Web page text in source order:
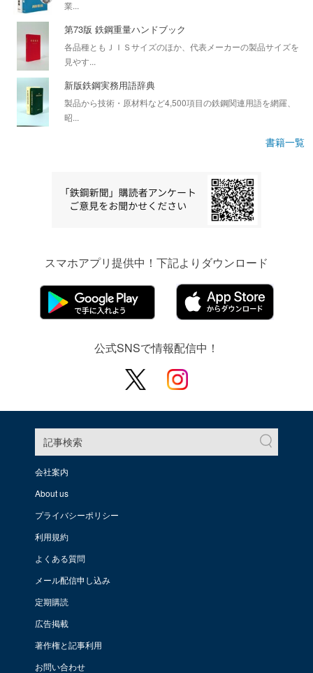
業...
第73版 鉄鋼重量ハンドブック
各品種ともＪＩＳサイズのほか、代表メーカーの製品サイズを
見やす...
新版鉄鋼実務用語辞典
製品から技術・原材料など4,500項目の鉄鋼関連用語を網羅、
昭...
書籍一覧
スマホアプリ提供中！下記よりダウンロード
公式SNSで情報配信中！
記事検索
会社案内
About us
プライバシーポリシー
利用規約
よくある質問
メール配信申し込み
定期購読
広告掲載
著作権と記事利用
お問い合わせ